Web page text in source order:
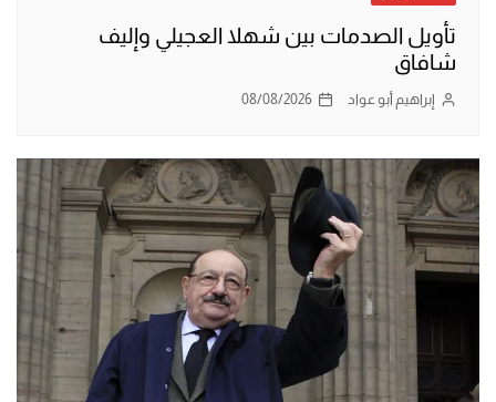
تأويل الصدمات بين شهلا العجيلي وإليف
شافاق
إبراهيم أبو عواد 08/08/2026